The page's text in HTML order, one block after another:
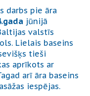
darbs pie āra
jūnijā
valstīs
Lielais baseins
tieši
aprīkots ar
arī āra baseins
iespējas.